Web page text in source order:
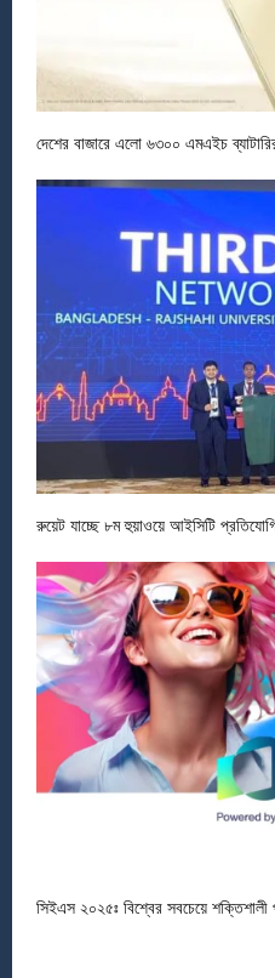
দেশের বাজারে এলো ৬৩০০ এমএইচ
রুয়েট যাচ্ছে ৮ম হুয়াওয়ে আইসিটি
সিইএস ২০২৫ঃ বিশ্বের সবচেয়ে শক্তিশালী